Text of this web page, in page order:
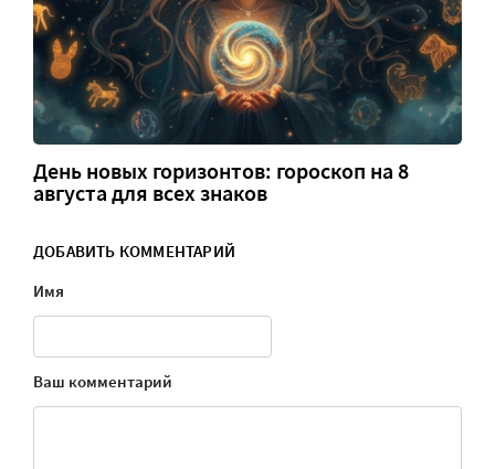
День новых горизонтов: гороскоп на 8
августа для всех знаков
ДОБАВИТЬ КОММЕНТАРИЙ
Имя
Ваш комментарий